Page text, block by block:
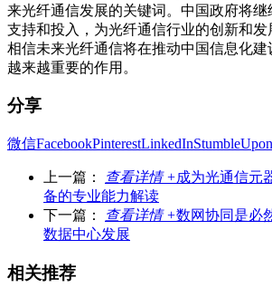
来光纤通信发展的关键词。中国政府将
支持和投入，为光纤通信行业的创新和发
相信未来光纤通信将在推动中国信息化
越来越重要的作用。
分享
微信FacebookPinterestLinkedInStumbleUpon
上一篇： 查看详情 +成为光通信元
备的专业能力解读
下一篇：
查看详情 +数网协同是必
数据中心发展
相关推荐